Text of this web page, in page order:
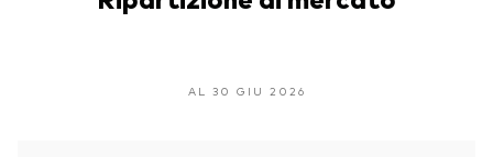
AL 30 GIU 2026